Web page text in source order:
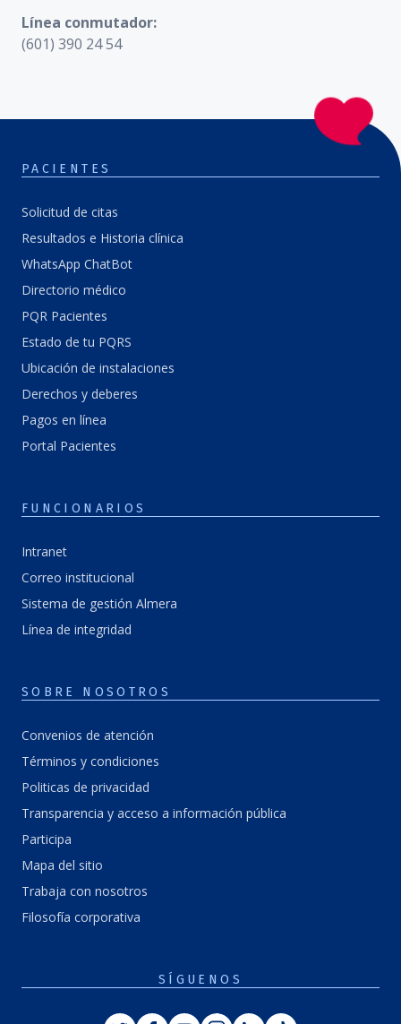
Línea conmutador:
(601) 390 24 54
PACIENTES
Solicitud de citas
Resultados e Historia clínica
WhatsApp ChatBot
Directorio médico
PQR Pacientes
Estado de tu PQRS
Ubicación de instalaciones
Derechos y deberes
Pagos en línea
Portal Pacientes
FUNCIONARIOS
Intranet
Correo institucional
Sistema de gestión Almera
Línea de integridad
SOBRE NOSOTROS
Convenios de atención
Términos y condiciones
Politicas de privacidad
Transparencia y acceso a información pública
Participa
Mapa del sitio
Trabaja con nosotros
Filosofía corporativa
SÍGUENOS